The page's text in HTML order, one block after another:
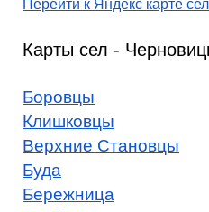
Перейти к Яндекс карте
Карты сел -
Боровцы
Клишковцы
Верхние Становцы
Буда
Бережница